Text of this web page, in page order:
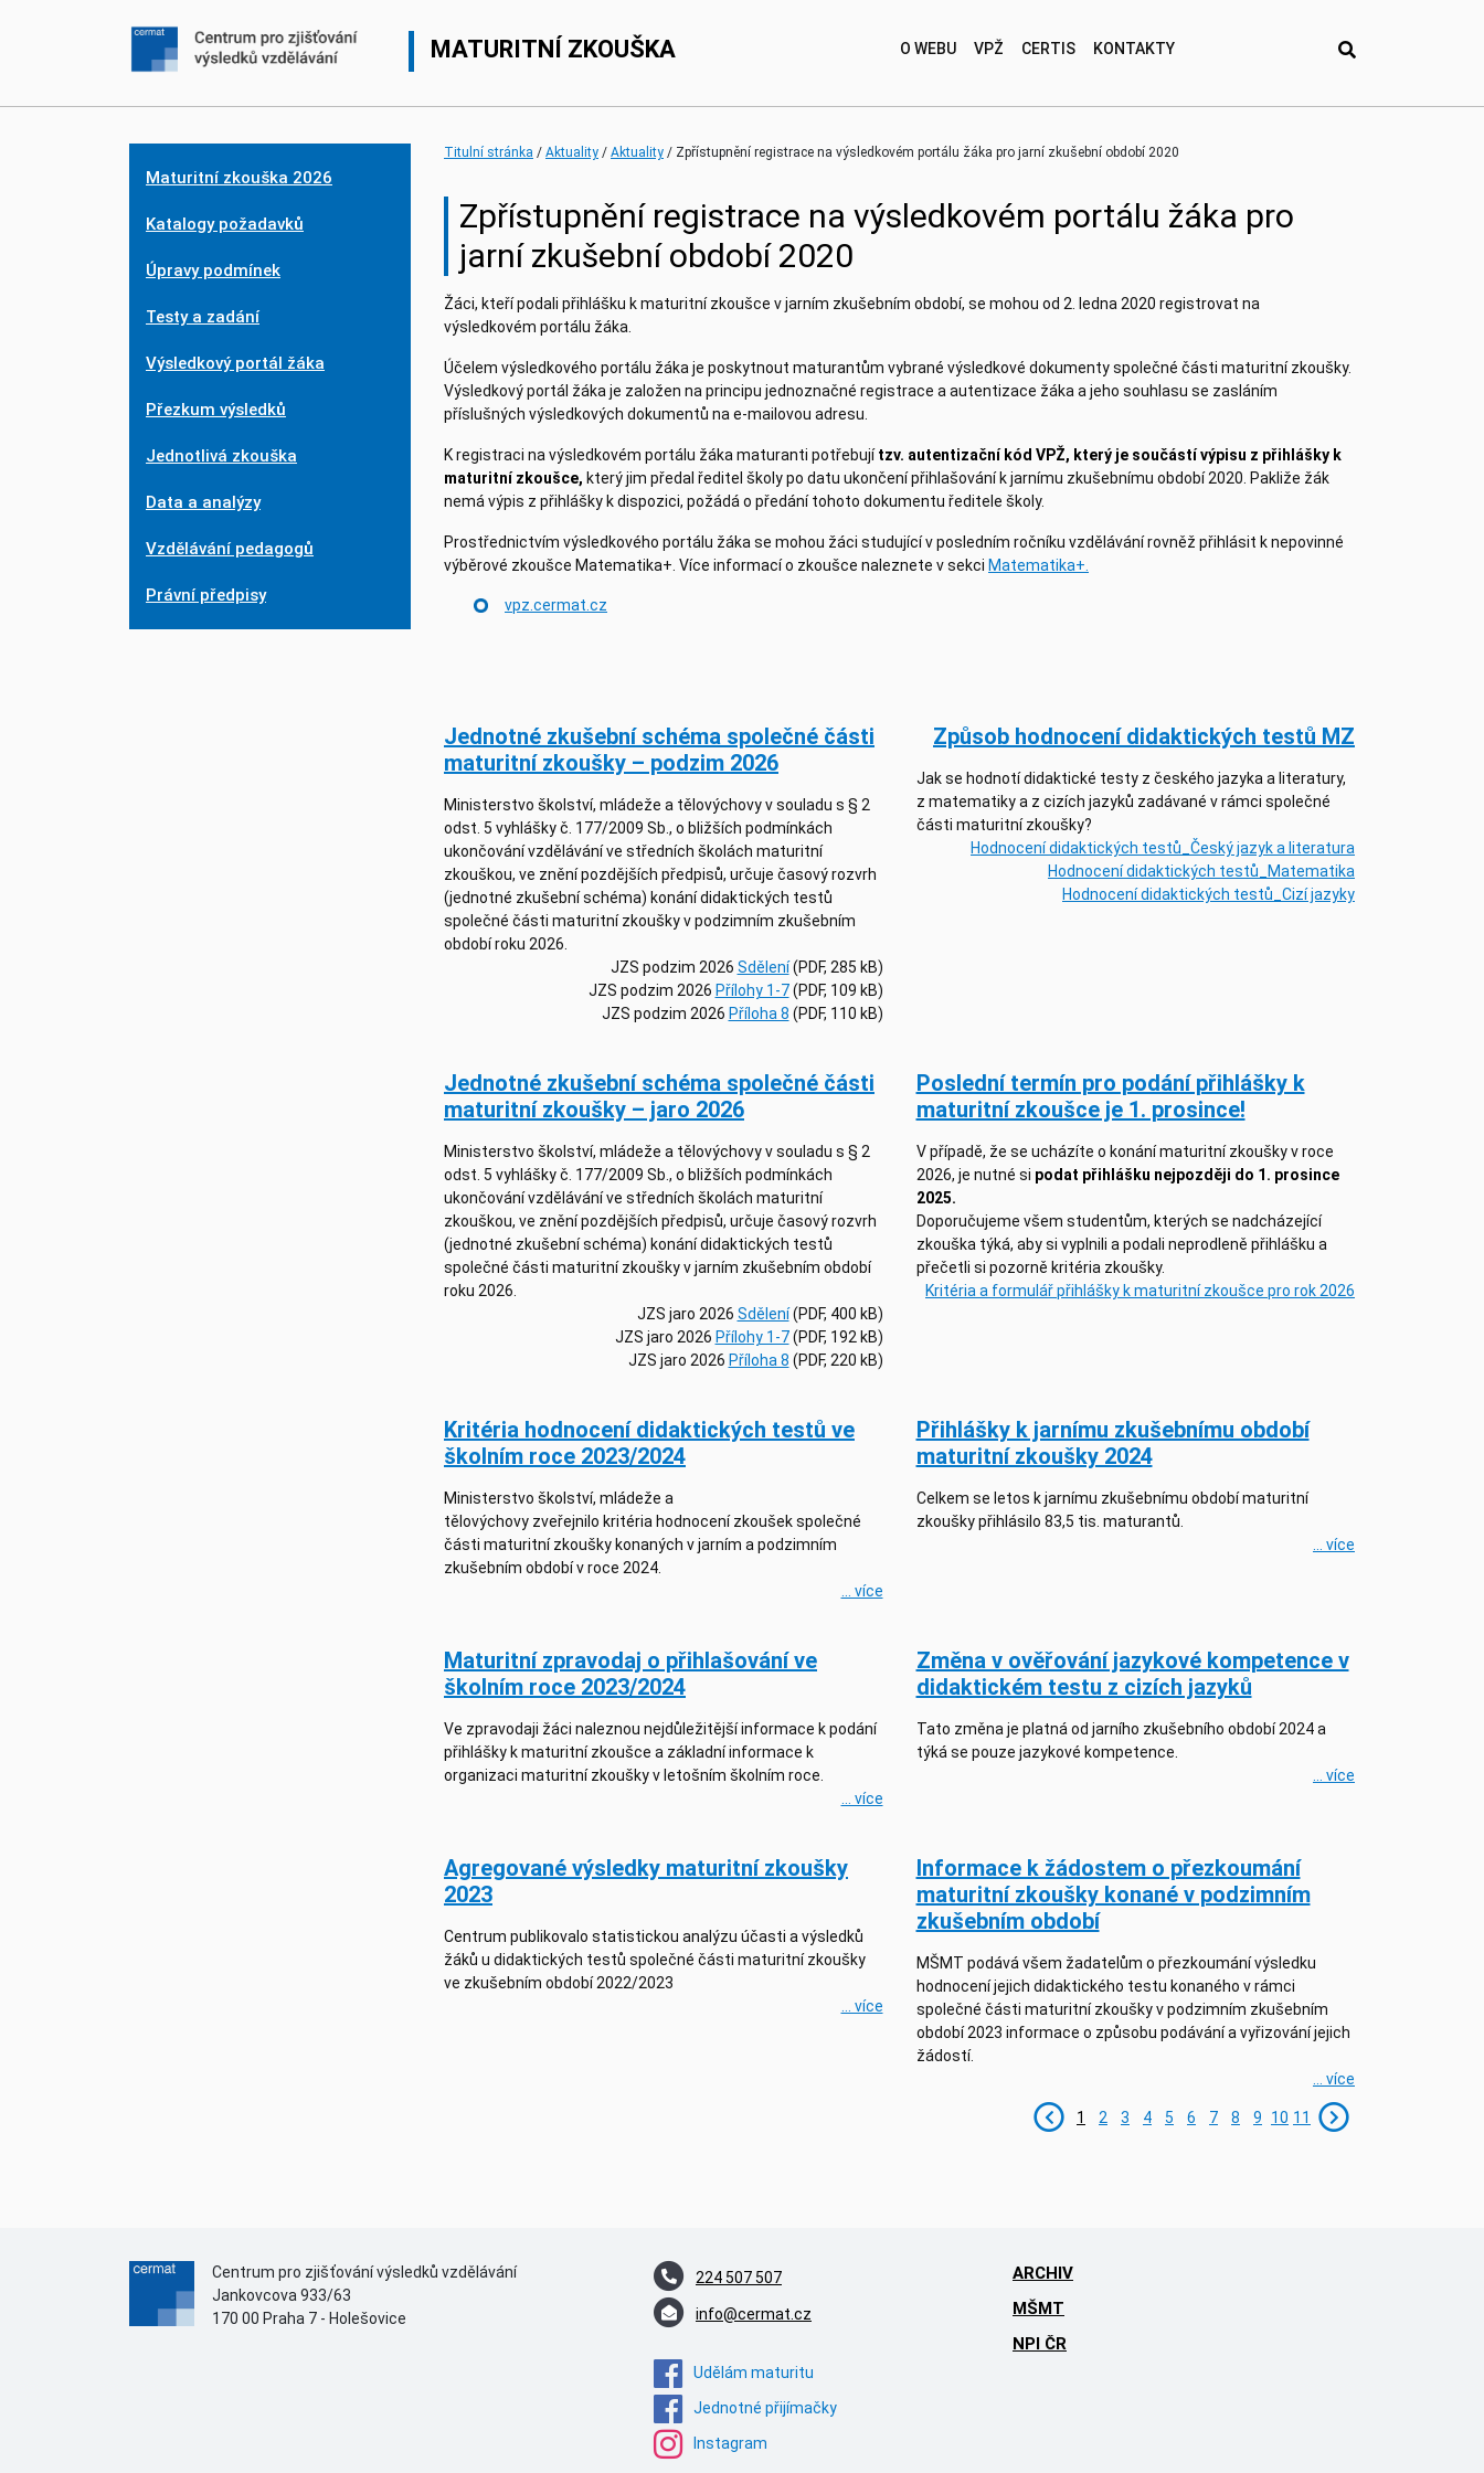
MATURITNÍ ZKOUŠKA O WEBU VPŽ CERTIS KONTAKTY
Maturitní zkouška 2026
Katalogy požadavků
Úpravy podmínek
Testy a zadání
Výsledkový portál žáka
Přezkum výsledků
Jednotlivá zkouška
Data a analýzy
Vzdělávání pedagogů
Právní předpisy
Titulní stránka Aktuality(current)
Aktuality(current)
Zpřístupnění registrace na výsledkovém portálu žáka pro jarní zkušební období 2020
Zpřístupnění registrace na výsledkovém portálu žáka pro
jarní zkušební období 2020
Žáci, kteří podali přihlášku k maturitní zkoušce v jarním zkušebním období, se mohou od 2. ledna 2020 registrovat na
výsledkovém portálu žáka.
Účelem výsledkového portálu žáka je poskytnout maturantům vybrané výsledkové dokumenty společné části maturitní zkoušky.
Výsledkový portál žáka je založen na principu jednoznačné registrace a autentizace žáka a jeho souhlasu se zasláním
příslušných výsledkových dokumentů na e-mailovou adresu.
K registraci na výsledkovém portálu žáka maturanti potřebujítzv. autentizační kód VPŽ, který je součástí výpisu z přihlášky k
maturitní zkoušce, který jim předal ředitel školy po datu ukončení přihlašování k jarnímu zkušebnímu období 2020. Pakliže žák
nemá výpis z přihlášky k dispozici, požádá o předání tohoto dokumentu ředitele školy.
Prostřednictvím výsledkového portálu žáka se mohou žáci studující v posledním ročníku vzdělávání rovněž přihlásit k nepovinné
výběrové zkoušce Matematika+. Více informací o zkoušce naleznete v sekci Matematika+.
vpz.cermat.cz
Jednotné zkušební schéma společné části
maturitní zkoušky – podzim 2026
Ministerstvo školství, mládeže a tělovýchovy v souladu s § 2
odst. 5 vyhlášky č. 177/2009 Sb., o bližších podmínkách
ukončování vzdělávání ve středních školách maturitní
zkouškou, ve znění pozdějších předpisů, určuje časový rozvrh
(jednotné zkušební schéma) konání didaktických testů
společné části maturitní zkoušky v podzimním zkušebním
období roku 2026.
JZS podzim 2026 Sdělení(PDF, 285 kB)
JZS podzim 2026 Přílohy 1-7(PDF, 109 kB)
JZS podzim 2026 Příloha 8 (PDF, 110 kB)
Způsob hodnocení didaktických testů MZ
Jak se hodnotí didaktické testy z českého jazyka a literatury,
z matematiky a z cizích jazyků zadávané v rámci společné
části maturitní zkoušky?
Hodnocení didaktických testů_Český jazyk a literatura
Hodnocení didaktických testů_Matematika
Hodnocení didaktických testů_Cizí jazyky
Jednotné zkušební schéma společné části
maturitní zkoušky – jaro 2026
Ministerstvo školství, mládeže a tělovýchovy v souladu s § 2
odst. 5 vyhlášky č. 177/2009 Sb., o bližších podmínkách
ukončování vzdělávání ve středních školách maturitní
zkouškou, ve znění pozdějších předpisů, určuje časový rozvrh
(jednotné zkušební schéma) konání didaktických testů
společné části maturitní zkoušky v jarním zkušebním období
roku 2026.
JZS jaro 2026 Sdělení(PDF, 400 kB)
JZS jaro 2026 Přílohy 1-7(PDF, 192 kB)
JZS jaro 2026 Příloha 8 (PDF, 220 kB)
Poslední termín pro podání přihlášky k
maturitní zkoušce je 1. prosince!
V případě, že se ucházíte o konání maturitní zkoušky v roce
2026, je nutné si podat přihlášku nejpozději do 1. prosince
2025.
Doporučujeme všem studentům, kterých se nadcházející
zkouška týká, aby si vyplnili a podali neprodleně přihlášku a
přečetli si pozorně kritéria zkoušky.
Kritéria a formulář přihlášky k maturitní zkoušce pro rok 2026
Kritéria hodnocení didaktických testů ve
školním roce 2023/2024
Ministerstvo školství, mládeže a
tělovýchovy zveřejnilo kritéria hodnocení zkoušek společné
části maturitní zkoušky konaných v jarním a podzimním
zkušebním období v roce 2024.
... více
Přihlášky k jarnímu zkušebnímu období
maturitní zkoušky 2024
Celkem se letos k jarnímu zkušebnímu období maturitní
zkoušky přihlásilo 83,5 tis. maturantů.
... více
Maturitní zpravodaj o přihlašování ve
školním roce 2023/2024
Ve zpravodaji žáci naleznou nejdůležitější informace k podání
přihlášky k maturitní zkoušce a základní informace k
organizaci maturitní zkoušky v letošním školním roce.
... více
Změna v ověřování jazykové kompetence v
didaktickém testu z cizích jazyků
Tato změna je platná od jarního zkušebního období 2024 a
týká se pouze jazykové kompetence.
... více
Agregované výsledky maturitní zkoušky
2023
Centrum publikovalo statistickou analýzu účasti a výsledků
žáků u didaktických testů společné části maturitní zkoušky
ve zkušebním období 2022/2023
... více
Informace k žádostem o přezkoumání
maturitní zkoušky konané v podzimním
zkušebním období
MŠMT podává všem žadatelům o přezkoumání výsledku
hodnocení jejich didaktického testu konaného v rámci
společné části maturitní zkoušky v podzimním zkušebním
období 2023 informace o způsobu podávání a vyřizování jejich
žádostí.
... více
1 2 3 4 5 6 7 8 9 10 11
Centrum pro zjišťování výsledků vzdělávání
Jankovcova 933/63
170 00 Praha 7 - Holešovice
224 507 507
info@cermat.cz
Udělám maturitu
Jednotné přijímačky
Instagram
ARCHIV
MŠMT
NPI ČR